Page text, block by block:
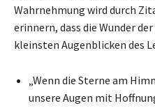
Wahrnehmung wird durch
erinnern, dass die Wunder
kleinsten Augenblicken des
„Wenn die Sterne am
unsere Augen mit